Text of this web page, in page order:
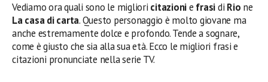
Vediamo ora quali sono le migliori citazionie frasidi Rio ne
La casa di carta. Questo personaggio è molto giovane ma
anche estremamente dolce e profondo. Tende a sognare,
come è giusto che sia alla sua età. Ecco le migliori frasi e
citazioni pronunciate nella serie TV.